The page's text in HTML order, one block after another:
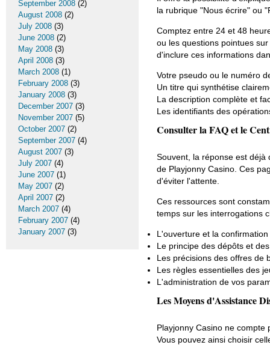
la rubrique "Nous écrire" ou
Comptez entre 24 et 48
ou les questions pointues
d'inclure ces informations
Votre pseudo ou le numéro
Un titre qui synthétise
La description complète et
Les identifiants des
Consulter la FAQ et le
Souvent, la réponse est déjà
de Playjonny Casino. Ces
d'éviter l'attente.
Ces ressources sont
temps sur les interrogations
L'ouverture et la
Le principe des dépôts et
Les précisions des offres de
Les règles essentielles des
L'administration de vos
Les Moyens d'Assistance
Playjonny Casino ne
Vous pouvez ainsi choisir
September 2008 (2)
August 2008 (2)
July 2008 (3)
June 2008 (2)
May 2008 (3)
April 2008 (3)
March 2008 (1)
February 2008 (3)
January 2008 (3)
December 2007 (3)
November 2007 (5)
October 2007 (2)
September 2007 (4)
August 2007 (3)
July 2007 (4)
June 2007 (1)
May 2007 (2)
April 2007 (2)
March 2007 (4)
February 2007 (4)
January 2007 (3)